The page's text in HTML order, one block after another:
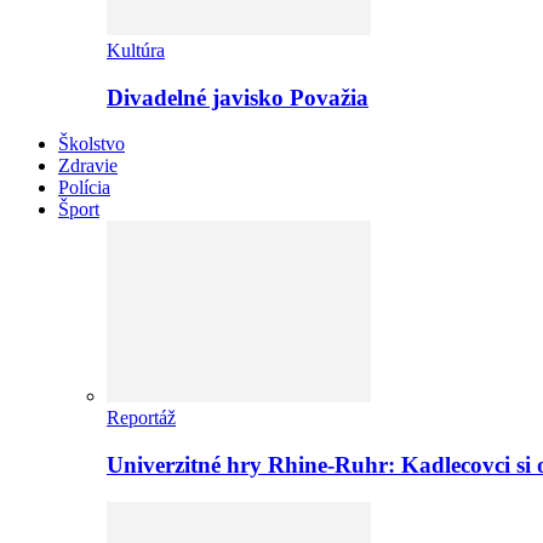
Kultúra
Divadelné javisko Považia
Školstvo
Zdravie
Polícia
Šport
Reportáž
Univerzitné hry Rhine-Ruhr: Kadlecovci si